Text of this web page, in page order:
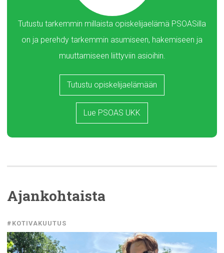
Tutustu tarkemmin millaista opiskelijaelämä PSOASilla
on ja perehdy tarkemmin asumiseen, hakemiseen ja
muuttamiseen liittyviin asioihin.
Tutustu opiskelijaelämään
Lue PSOAS UKK
Ajankohtaista
#KOTIVAKUUTUS